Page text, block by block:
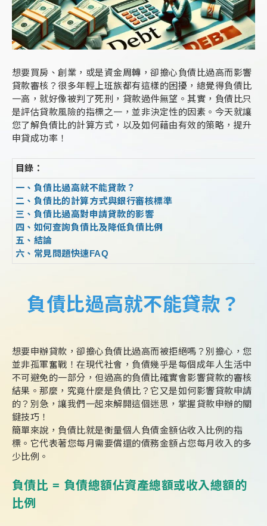
想要買房、創業，或是資金周轉，卻擔心負債比過高而影響
貸款審核？很多年輕上班族都有這樣的困擾，總覺得負債比
一高，就好像被判了死刑，貸款過件無望。其實，負債比只
是評估貸款風險的指標之一，並非決定性的因素。今天就讓
您了解負債比的計算方式，以及如何藉由有效的策略，提升
申貸成功率！
目錄：
一、負債比過高就不能貸款？
二、負債比的計算方式與銀行審核標準
三、負債比過高對申請貸款的影響
四、如何查詢負債比及降低負債比例
五、結論
六、常見問題快速FAQ
負債比過高就不能貸款？
想要申辦貸款，卻擔心負債比過高而被拒絕嗎？別擔心，您
並非孤軍奮戰！在現代社會，負債幾乎是每個成年人生活中
不可避免的一部分，但過高的負債比確實會影響貸款的審核
結果。那麼，究竟什麼是負債比？它又是如何影響貸款申請
的？別急，讓我們一起來解開這個迷思，掌握貸款申辦的關
鍵技巧！
簡單來說，負債比就是衡量個人負債金額佔收入比例的指
標。它代表著您每月需要償還的債務金額占您每月收入的多
少比例。
負債比 = 負債總額佔資產總額或收入總額的
比例